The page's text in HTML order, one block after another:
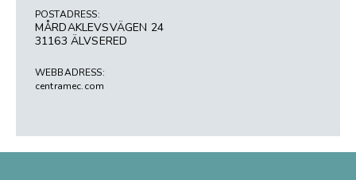
POSTADRESS:
MÅRDAKLEVSVÄGEN 24
31163 ÄLVSERED
WEBBADRESS:
centramec.com